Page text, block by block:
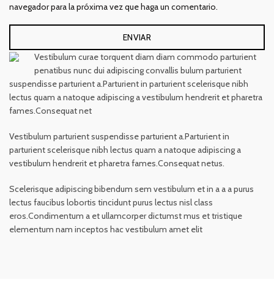
navegador para la próxima vez que haga un comentario.
Vestibulum curae torquent diam diam commodo parturient
penatibus nunc dui adipiscing convallis bulum parturient
suspendisse parturient a.Parturient in parturient scelerisque nibh
lectus quam a natoque adipiscing a vestibulum hendrerit et pharetra
fames.Consequat net
Vestibulum parturient suspendisse parturient a.Parturient in
parturient scelerisque nibh lectus quam a natoque adipiscing a
vestibulum hendrerit et pharetra fames.Consequat netus.
Scelerisque adipiscing bibendum sem vestibulum et in a a a purus
lectus faucibus lobortis tincidunt purus lectus nisl class
eros.Condimentum a et ullamcorper dictumst mus et tristique
elementum nam inceptos hac vestibulum amet elit